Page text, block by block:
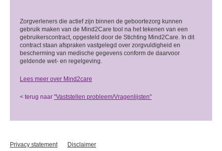
Zorgverleners die actief zijn binnen de geboortezorg kunnen
gebruik maken van de Mind2Care tool na het tekenen van een
gebruikerscontract, opgesteld door de Stichting Mind2Care. In dit
contract staan afspraken vastgelegd over zorgvuldigheid en
bescherming van medische gegevens conform de daarvoor
geldende wet- en regelgeving.
Lees meer over Mind2care
< terug naar "Vaststellen probleem/Vragenlijsten"
Privacy statement Disclaimer